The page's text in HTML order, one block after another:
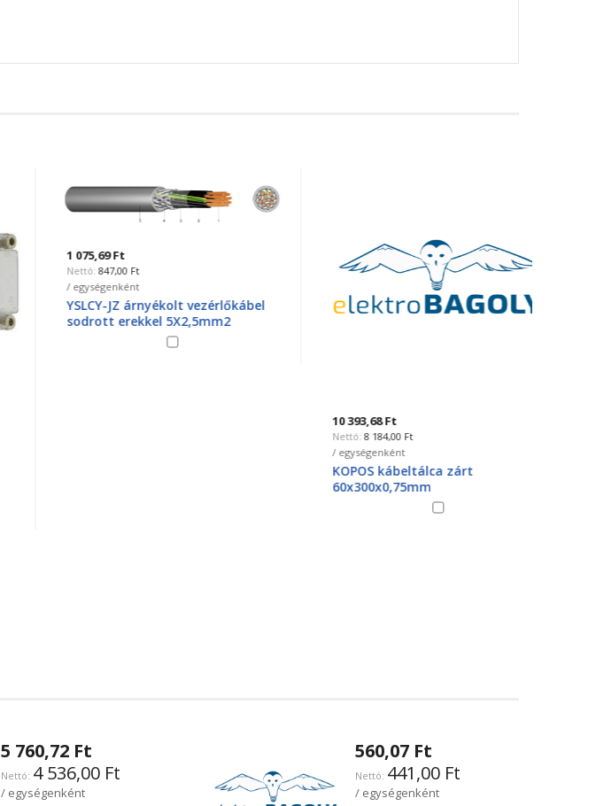
1 075,69 Ft
847,00 Ft
/ egységenként
YSLCY-JZ árnyékolt vezérlőkábel
sodrott erekkel 5X2,5mm2
10 393,68 Ft
8 184,00 Ft
/ egységenként
KOPOS kábeltálca zárt
60x300x0,75mm
5 760,72 Ft
4 536,00 Ft
/ egységenként
560,07 Ft
441,00 Ft
/ egységenként